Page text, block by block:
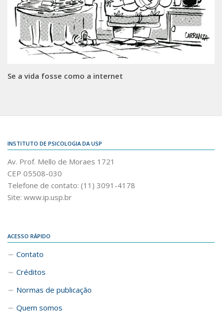
Se a vida fosse como a internet
INSTITUTO DE PSICOLOGIA DA USP
Av. Prof. Mello de Moraes 1721
CEP 05508-030
Telefone de contato: (11) 3091-4178
Site: www.ip.usp.br
ACESSO RÁPIDO
Contato
Créditos
Normas de publicação
Quem somos